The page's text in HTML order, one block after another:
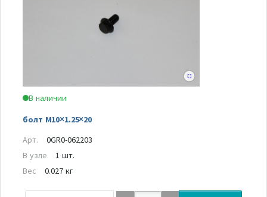
В наличии
болт M10×1.25×20
Арт.
0GR0-062203
В узле
1 шт.
Вес
0.027 кг